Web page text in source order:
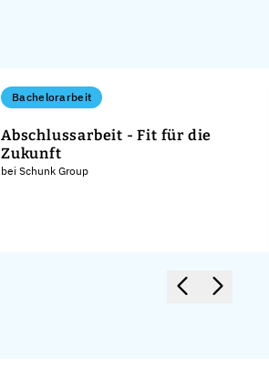
Bachelorarbeit
Abschlussarbeit - Fit für die
Zukunft
bei Schunk Group